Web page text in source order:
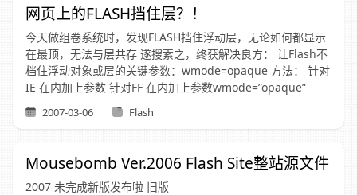
网页上的FLASH挡住层？！
今天做组卷系统时，发现FLASH挡住浮动层，无论如何都显示
在最顶，无法与层共存 遂搜索之，终获解决良方： 让Flash不
档住浮动对象或层的关键参数：wmode=opaque 方法： 针对
IE 在内加上参数 针对FF 在内加上参数wmode=”opaque”
2007-03-06 Flash
Mousebomb Ver.2006 Flash Site整站源文件
2007 未完成新版发布啦 旧版